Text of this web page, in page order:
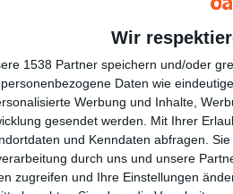
Wir
1538 Partner speichern und/oder
Daten wie
Werbung und Inhalte,
gesendet werden.
Mit Ihrer
und Kenndaten abfragen.
durch uns und unsere
zugreifen und Ihre Einstellungen
11:37
& Co: So landen Unternehmen ganz oben
ob Klamotten, Küchenutensilien oder Katzenfutter